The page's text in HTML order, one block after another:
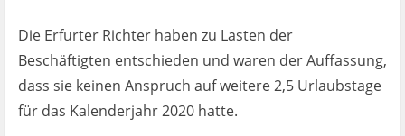
Die Erfurter Richter haben zu Lasten der
Beschäftigten entschieden und waren der Auffassung,
dass sie keinen Anspruch auf weitere 2,5 Urlaubstage
für das Kalenderjahr 2020 hatte.